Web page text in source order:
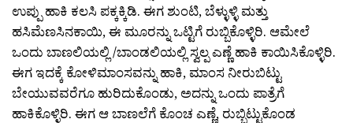
ಉಪ್ಪು ಹಾಕಿ ಕಲಸಿ ಪಕ್ಕಕ್ಕಿಡಿ. ಈಗ ಶುಂಟಿ, ಬೆಳ್ಳುಳ್ಳಿ ಮತ್ತು
ಹಸಿಮೆಣಸಿನಕಾಯಿ, ಈ ಮೂರನ್ನು ಒಟ್ಟಿಗೆ ರುಬ್ಬಿಕೊಳ್ಳಿರಿ. ಆಮೇಲೆ
ಒಂದು ಬಾಣಲಿಯಲ್ಲಿ /ಬಾಂಡಲಿಯಲ್ಲಿ ಸ್ವಲ್ಪ ಎಣ್ಣೆ ಹಾಕಿ ಕಾಯಿಸಿಕೊಳ್ಳಿರಿ.
ಈಗ ಇದಕ್ಕೆ ಕೋಳಿಮಾಂಸವನ್ನು ಹಾಕಿ, ಮಾಂಸ ನೀರುಬಿಟ್ಟು
ಬೇಯುವವರೆಗೂ ಹುರಿದುಕೊಂಡು, ಅದನ್ನು ಒಂದು ಪಾತ್ರೆಗೆ
ಹಾಕಿಕೊಳ್ಳಿರಿ. ಈಗ ಆ ಬಾಣಲೆಗೆ ಕೊಂಚ ಎಣ್ಣೆ, ರುಬ್ಬಿಟ್ಟುಕೊಂಡ